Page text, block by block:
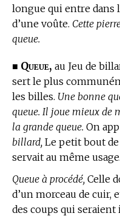
longue qui entre dans
d’une voûte. Cette
queue.
■ Queue, au Jeu de
sert le plus
les billes. Une bonne
queue. Il joue mieux de
la grande queue. On
billard, Le petit bout
servait au même usage.
Queue à procédé, Celle
d’un morceau de cuir,
des coups qui seraient